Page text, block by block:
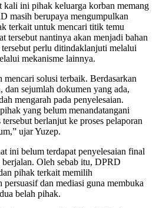
kali ini pihak keluarga korban memang
masih berupaya mengumpulkan
terkait untuk mencari titik temu
tersebut nantinya akan menjadi bahan
perlu ditindaklanjuti melalui
mekanisme lainnya.
solusi terbaik. Berdasarkan
dan sejumlah dokumen yang ada,
mengarah pada penyelesaian.
yang belum menandatangani
berlanjut ke proses pelaporan
ujar Yuzep.
ini belum terdapat penyelesaian final
Oleh sebab itu, DPRD
pihak terkait memilih
persuasif dan mediasi guna membuka
belah pihak.